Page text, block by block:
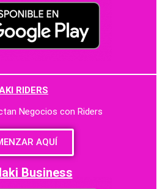
RIDERS
Negocios con Riders
AQUÍ
Business